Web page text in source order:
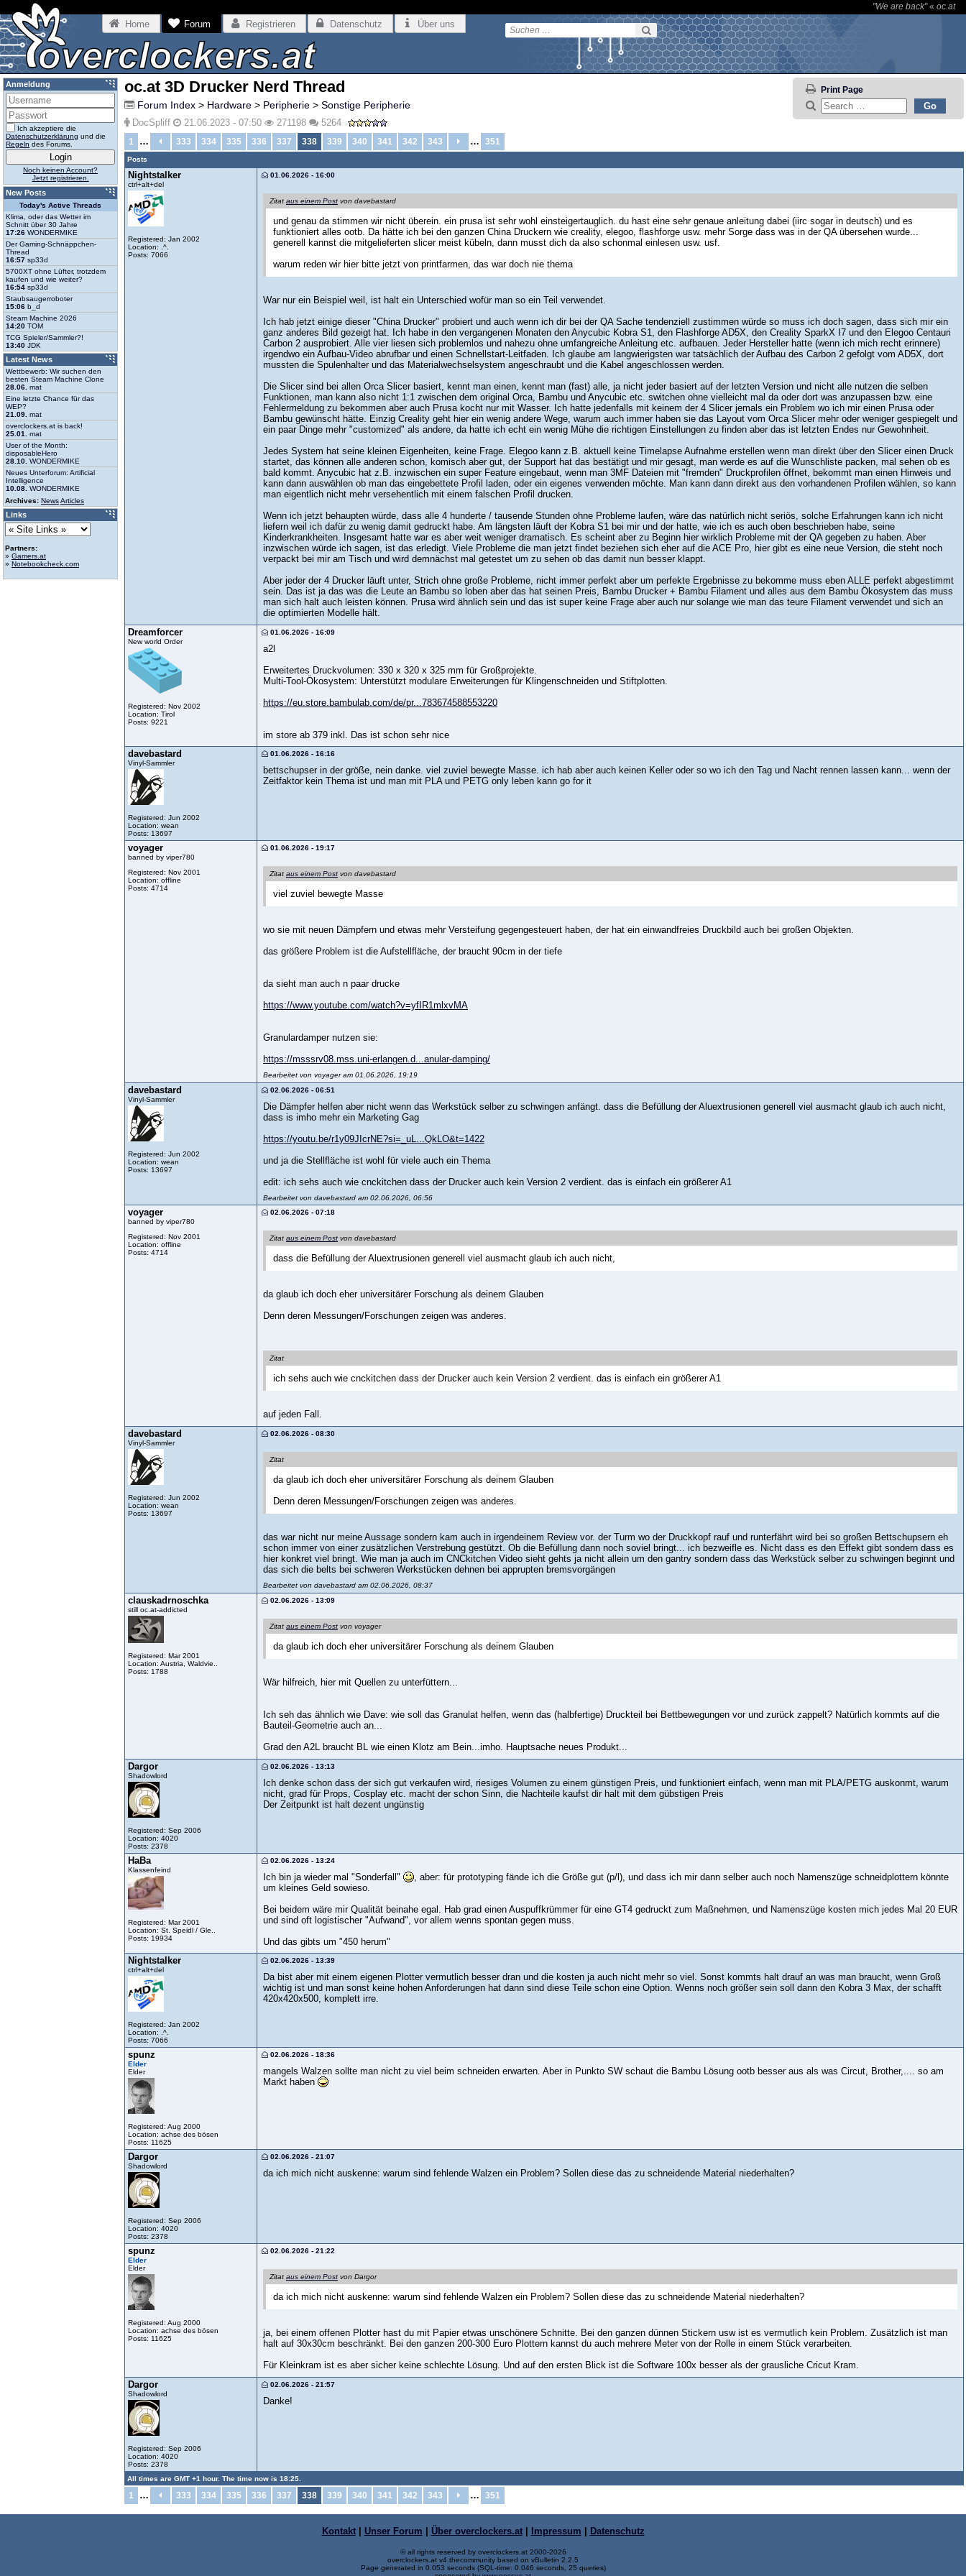
"We are back"« oc.at
Home Forum Registrieren Datenschutz Über uns
oc.at 3D Drucker Nerd Thread Print Page
Forum Index > Hardware > Peripherie > Sonstige Peripherie
DocSpliff 21.06.2023 - 07:50 271198 5264
1 … 333 334 335 336 337 338 339 340 341 342 343 … 351
Posts
Nightstalker
ctrl+alt+del
Registered: Jan 2002
Location: .^.
Posts: 7066
01.06.2026 - 16:00
Zitat aus einem Post von davebastard
und genau da stimmen wir nicht überein. ein prusa ist sehr wohl einsteigertauglich. du hast eine sehr genaue anleitung dabei (iirc sogar in deutsch) und es
funktioniert alles ootb. Da hätte ich bei den ganzen China Druckern wie creality, elegoo, flashforge usw. mehr Sorge dass was in der QA übersehen wurde...
generell kannst die mitgelieferten slicer meist kübeln, dann musst dich da also schonmal einlesen usw. usf.
warum reden wir hier bitte jetzt von printfarmen, das war doch nie thema
War nur ein Beispiel weil, ist halt ein Unterschied wofür man so ein Teil verwendet.
Ich hab jetzt einige dieser "China Drucker" probiert und auch wenn ich dir bei der QA Sache tendenziell zustimmen würde so muss ich doch sagen, dass sich mir ein
ganz anderes Bild gezeigt hat. Ich habe in den vergangenen Monaten den Anycubic Kobra S1, den Flashforge AD5X, den Creality SparkX I7 und den Elegoo Centauri
Carbon 2 ausprobiert. Alle vier liesen sich problemlos und nahezu ohne umfangreiche Anleitung etc. aufbauen. Jeder Hersteller hatte (wenn ich mich recht erinnere)
irgendwo ein Aufbau-Video abrufbar und einen Schnellstart-Leitfaden. Ich glaube am langwierigsten war tatsächlich der Aufbau des Carbon 2 gefolgt vom AD5X, dort
mussten die Spulenhalter und das Materialwechselsystem angeschraubt und die Kabel angeschlossen werden.
Die Slicer sind bei allen Orca Slicer basiert, kennt man einen, kennt man (fast) alle, ja nicht jeder basiert auf der letzten Version und nicht alle nutzen die selben
Funktionen, man kann also nicht 1:1 zwischen dem original Orca, Bambu und Anycubic etc. switchen ohne vielleicht mal da oder dort was anzupassen bzw. eine
Fehlermeldung zu bekommen aber auch Prusa kocht nur mit Wasser. Ich hatte jedenfalls mit keinem der 4 Slicer jemals ein Problem wo ich mir einen Prusa oder
Bambu gewünscht hätte. Einzig Creality geht hier ein wenig andere Wege, warum auch immer haben sie das Layout vom Orca Slicer mehr oder weniger gespiegelt und
ein paar Dinge mehr "customized" als andere, da hatte ich echt ein wenig Mühe die richtigen Einstellungen zu finden aber das ist letzten Endes nur Gewohnheit.
Jedes System hat seine kleinen Eigenheiten, keine Frage. Elegoo kann z.B. aktuell keine Timelapse Aufnahme erstellen wenn man direkt über den Slicer einen Druck
startet, das können alle anderen schon, komisch aber gut, der Support hat das bestätigt und mir gesagt, man werde es auf die Wunschliste packen, mal sehen ob es
bald kommt. Anycubic hat z.B. inzwischen ein super Feature eingebaut, wenn man 3MF Dateien mit "fremden" Druckprofilen öffnet, bekommt man einen Hinweis und
kann dann auswählen ob man das eingebettete Profil laden, oder ein eigenes verwenden möchte. Man kann dann direkt aus den vorhandenen Profilen wählen, so kann
man eigentlich nicht mehr versehentlich mit einem falschen Profil drucken.
Wenn ich jetzt behaupten würde, dass alle 4 hunderte / tausende Stunden ohne Probleme laufen, wäre das natürlich nicht seriös, solche Erfahrungen kann ich nicht
liefern weil ich dafür zu wenig damit gedruckt habe. Am längsten läuft der Kobra S1 bei mir und der hatte, wie ich es auch oben beschrieben habe, seine
Kinderkrankheiten. Insgesamt hatte war es aber weit weniger dramatisch. Es scheint aber zu Beginn hier wirklich Probleme mit der QA gegeben zu haben. Aber
inzwischen würde ich sagen, ist das erledigt. Viele Probleme die man jetzt findet beziehen sich eher auf die ACE Pro, hier gibt es eine neue Version, die steht noch
verpackt bei mir am Tisch und wird demnächst mal getestet um zu sehen ob das damit nun besser klappt.
Aber jeder der 4 Drucker läuft unter, Strich ohne große Probleme, nicht immer perfekt aber um perfekte Ergebnisse zu bekomme muss eben ALLE perfekt abgestimmt
sein. Das ist ja das was die Leute an Bambu so loben aber das hat seinen Preis, Bambu Drucker + Bambu Filament und alles aus dem Bambu Ökosystem das muss
man sich halt auch leisten können. Prusa wird ähnlich sein und das ist super keine Frage aber auch nur solange wie man das teure Filament verwendet und sich an
die optimierten Modelle hält.
Dreamforcer
New world Order
Registered: Nov 2002
Location: Tirol
Posts: 9221
01.06.2026 - 16:09
a2l
Erweitertes Druckvolumen: 330 x 320 x 325 mm für Großprojekte.
Multi-Tool-Ökosystem: Unterstützt modulare Erweiterungen für Klingenschneiden und Stiftplotten.
https://eu.store.bambulab.com/de/pr...783674588553220
im store ab 379 inkl. Das ist schon sehr nice
davebastard
Vinyl-Sammler
Registered: Jun 2002
Location: wean
Posts: 13697
01.06.2026 - 16:16
bettschupser in der größe, nein danke. viel zuviel bewegte Masse. ich hab aber auch keinen Keller oder so wo ich den Tag und Nacht rennen lassen kann... wenn der
Zeitfaktor kein Thema ist und man mit PLA und PETG only leben kann go for it
voyager
banned by viper780
Registered: Nov 2001
Location: offline
Posts: 4714
01.06.2026 - 19:17
Zitat aus einem Post von davebastard
viel zuviel bewegte Masse
wo sie mit neuen Dämpfern und etwas mehr Versteifung gegengesteuert haben, der hat ein einwandfreies Druckbild auch bei großen Objekten.
das größere Problem ist die Aufstellfläche, der braucht 90cm in der tiefe
da sieht man auch n paar drucke
https://www.youtube.com/watch?v=yfIR1mlxvMA
Granulardamper nutzen sie:
https://msssrv08.mss.uni-erlangen.d...anular-damping/
Bearbeitet von voyager am 01.06.2026, 19:19
davebastard
Vinyl-Sammler
Registered: Jun 2002
Location: wean
Posts: 13697
02.06.2026 - 06:51
Die Dämpfer helfen aber nicht wenn das Werkstück selber zu schwingen anfängt. dass die Befüllung der Aluextrusionen generell viel ausmacht glaub ich auch nicht,
dass is imho mehr ein Marketing Gag
https://youtu.be/r1y09JIcrNE?si=_uL...QkLO&t=1422
und ja die Stellfläche ist wohl für viele auch ein Thema
edit: ich sehs auch wie cnckitchen dass der Drucker auch kein Version 2 verdient. das is einfach ein größerer A1
Bearbeitet von davebastard am 02.06.2026, 06:56
voyager
banned by viper780
Registered: Nov 2001
Location: offline
Posts: 4714
02.06.2026 - 07:18
Zitat aus einem Post von davebastard
dass die Befüllung der Aluextrusionen generell viel ausmacht glaub ich auch nicht,
da glaub ich doch eher universitärer Forschung als deinem Glauben
Denn deren Messungen/Forschungen zeigen was anderes.
Zitat
ich sehs auch wie cnckitchen dass der Drucker auch kein Version 2 verdient. das is einfach ein größerer A1
auf jeden Fall.
davebastard
Vinyl-Sammler
Registered: Jun 2002
Location: wean
Posts: 13697
02.06.2026 - 08:30
Zitat
da glaub ich doch eher universitärer Forschung als deinem Glauben
Denn deren Messungen/Forschungen zeigen was anderes.
das war nicht nur meine Aussage sondern kam auch in irgendeinem Review vor. der Turm wo der Druckkopf rauf und runterfährt wird bei so großen Bettschupsern eh
schon immer von einer zusätzlichen Verstrebung gestützt. Ob die Befüllung dann noch soviel bringt... ich bezweifle es. Nicht dass es den Effekt gibt sondern dass es
hier konkret viel bringt. Wie man ja auch im CNCkitchen Video sieht gehts ja nicht allein um den gantry sondern dass das Werkstück selber zu schwingen beginnt und
das sich die belts bei schweren Werkstücken dehnen bei apprupten bremsvorgängen
Bearbeitet von davebastard am 02.06.2026, 08:37
clauskadrnoschka
still oc.at-addicted
Registered: Mar 2001
Location: Austria, Waldvie..
Posts: 1788
02.06.2026 - 13:09
Zitat aus einem Post von voyager
da glaub ich doch eher universitärer Forschung als deinem Glauben
Wär hilfreich, hier mit Quellen zu unterfüttern...
Ich seh das ähnlich wie Dave: wie soll das Granulat helfen, wenn das (halbfertige) Druckteil bei Bettbewegungen vor und zurück zappelt? Natürlich kommts auf die
Bauteil-Geometrie auch an...
Grad den A2L braucht BL wie einen Klotz am Bein...imho. Hauptsache neues Produkt...
Dargor
Shadowlord
Registered: Sep 2006
Location: 4020
Posts: 2378
02.06.2026 - 13:13
Ich denke schon dass der sich gut verkaufen wird, riesiges Volumen zu einem günstigen Preis, und funktioniert einfach, wenn man mit PLA/PETG auskonmt, warum
nicht, grad für Props, Cosplay etc. macht der schon Sinn, die Nachteile kaufst dir halt mit dem gübstigen Preis
Der Zeitpunkt ist halt dezent ungünstig
HaBa
Klassenfeind
Registered: Mar 2001
Location: St. Speidl / Gle..
Posts: 19934
02.06.2026 - 13:24
Ich bin ja wieder mal "Sonderfall"
, aber: für prototyping fände ich die Größe gut (p/l), und dass ich mir dann selber auch noch Namenszüge schneidplottern könnte
um kleines Geld sowieso.
Bei beidem wäre mir Qualität beinahe egal. Hab grad einen Auspuffkrümmer für eine GT4 gedruckt zum Maßnehmen, und Namenszüge kosten mich jedes Mal 20 EUR
und sind oft logistischer "Aufwand", vor allem wenns spontan gegen muss.
Und das gibts um "450 herum"
Nightstalker
ctrl+alt+del
Registered: Jan 2002
Location: .^.
Posts: 7066
02.06.2026 - 13:39
Da bist aber mit einem eigenen Plotter vermutlich besser dran und die kosten ja auch nicht mehr so viel. Sonst kommts halt drauf an was man braucht, wenn Groß
wichtig ist und man sonst keine hohen Anforderungen hat dann sind diese Teile schon eine Option. Wenns noch größer sein soll dann den Kobra 3 Max, der schafft
420x420x500, komplett irre.
spunz
Elder
Elder
Registered: Aug 2000
Location: achse des bösen
Posts: 11625
02.06.2026 - 18:36
mangels Walzen sollte man nicht zu viel beim schneiden erwarten. Aber in Punkto SW schaut die Bambu Lösung ootb besser aus als was Circut, Brother,.... so am
Markt haben
Dargor
Shadowlord
Registered: Sep 2006
Location: 4020
Posts: 2378
02.06.2026 - 21:07
da ich mich nicht auskenne: warum sind fehlende Walzen ein Problem? Sollen diese das zu schneidende Material niederhalten?
spunz
Elder
Elder
Registered: Aug 2000
Location: achse des bösen
Posts: 11625
02.06.2026 - 21:22
Zitat aus einem Post von Dargor
da ich mich nicht auskenne: warum sind fehlende Walzen ein Problem? Sollen diese das zu schneidende Material niederhalten?
ja, bei einem offenen Plotter hast du mit Papier etwas unschönere Schnitte. Bei den ganzen dünnen Stickern usw ist es vermutlich kein Problem. Zusätzlich ist man
halt auf 30x30cm beschränkt. Bei den ganzen 200-300 Euro Plottern kannst du auch mehrere Meter von der Rolle in einem Stück verarbeiten.
Für Kleinkram ist es aber sicher keine schlechte Lösung. Und auf den ersten Blick ist die Software 100x besser als der grausliche Cricut Kram.
Dargor
Shadowlord
Registered: Sep 2006
Location: 4020
Posts: 2378
02.06.2026 - 21:57
Danke!
All times are GMT +1 hour. The time now is 18:25.
1 … 333 334 335 336 337 338 339 340 341 342 343 … 351
Anmeldung
Ich akzeptiere die
Datenschutzerklärung und die
Regeln des Forums.
Noch keinen Account?
Jetzt registrieren.
New Posts
Today's Active Threads
Klima, oder das Wetter im
Schnitt über 30 Jahre
17:26 WONDERMIKE
Der Gaming-Schnäppchen-
Thread
16:57 sp33d
5700XT ohne Lüfter, trotzdem
kaufen und wie weiter?
16:54 sp33d
Staubsaugerroboter
15:06 b_d
Steam Machine 2026
14:20 TOM
TCG Spieler/Sammler?!
13:40 JDK
Latest News
Wettbewerb: Wir suchen den
besten Steam Machine Clone
28.06. mat
Eine letzte Chance für das
WEP?
21.09. mat
overclockers.at is back!
25.01.
mat
User of the Month:
disposableHero
28.10. WONDERMIKE
Neues Unterforum: Artificial
Intelligence
10.08. WONDERMIKE
Archives: NewsArticles
Links
Partners:
» Gamers.at
» Notebookcheck.com
Kontakt| Unser Forum | Über overclockers.at| Impressum | Datenschutz
© all rights reserved by overclockers.at 2000-2026
overclockers.at v4.thecommunity based on vBulletin 2.2.5
Page generated in 0.053 seconds (SQL-time: 0.046 seconds, 25 queries)